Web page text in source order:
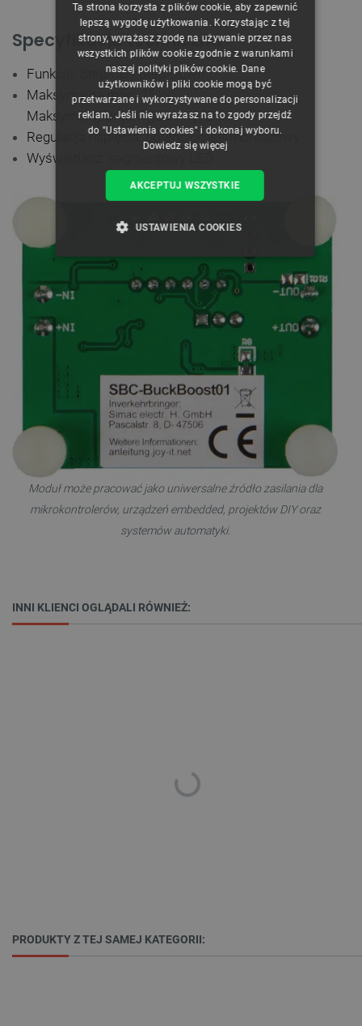
Specyfikacja techniczna
Funkcje: Step-Up / Step-Down
Maksymalna moc: 25 W
Maksymalny prąd wyjściowy: 2 A
Regulacja napięcia: potencjometr montażowy
Wyświetlacz: segmentowy LED
Moduł może pracować jako uniwersalne źródło zasilania dla
mikrokontrolerów, urządzeń embedded, projektów DIY oraz
systemów automatyki.
INNI KLIENCI OGLĄDALI RÓWNIEŻ:
PRODUKTY Z TEJ SAMEJ KATEGORII:
CZECH
ENGLISH
GERMAN
Ta strona korzysta z plików cookie, aby zapewnić
lepszą wygodę użytkowania. Korzystając z tej
strony, wyrażasz zgodę na używanie przez nas
wszystkich plików cookie zgodnie z warunkami
naszej polityki plików cookie. Dane
użytkowników i pliki cookie mogą być
przetwarzane i wykorzystywane do personalizacji
reklam. Jeśli nie wyrażasz na to zgody przejdź
do "Ustawienia cookies" i dokonaj wyboru.
Dowiedz się więcej
AKCEPTUJ WSZYSTKIE
USTAWIENIA COOKIES
NIEZBĘDNE WYDAJNOŚĆ
TARGETOWANIE
FUNKCJONALNOŚĆ
Niezbędne Wydajność Targetowanie
Funkcjonalność
Niezbędne pliki cookie umożliwiają korzystanie z
jak logowanie użytkownika i zarządzanie kontem.
Bez niezbędnych plików cookie nie można